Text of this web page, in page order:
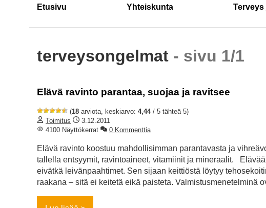
Etusivu Yhteiskunta
terveysongelmat - sivu 1/1
Elävä ravinto parantaa, suojaa ja ravitsee
(18 arviota, keskiarvo: 4,44/ 5 tähteä 5)
Toimitus
3.12.2011
4100 Näyttökerrat
0 Kommenttia
Elävä ravinto koostuu mahdollisimman parantavasta ja
tallella entsyymit, ravintoaineet, vitamiinit ja mineraalit.
eivätkä leivänpaahtimet. Sen sijaan keittiöstä löytyy
raakana – sitä ei keitetä eikä paisteta. Valmistusmenetelminä